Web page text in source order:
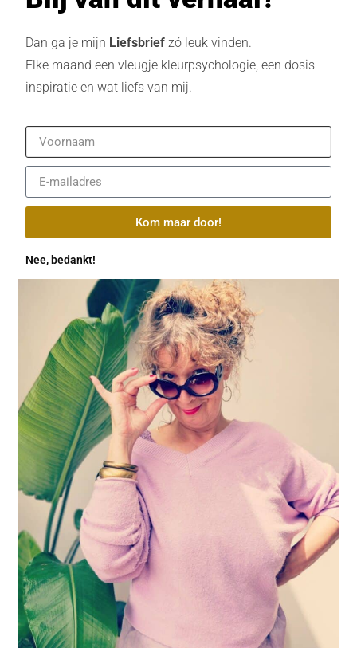
21 april 2023
Dan ga je mijn Liefsbrief zó leuk vinden.
Elke maand een vleugje kleurpsychologie, een dosis
inspiratie en wat liefs van mij.
Kom maar door!
Nee, bedankt!